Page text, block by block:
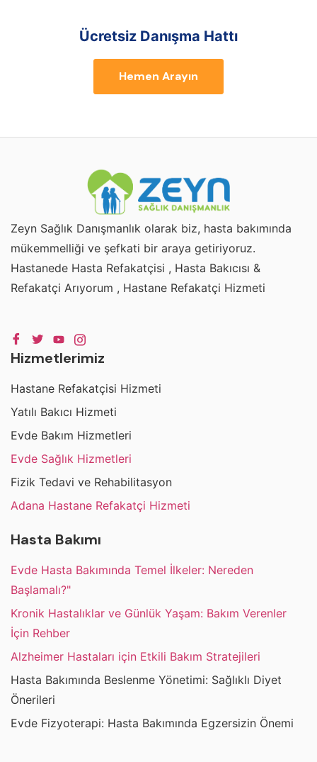
Ücretsiz Danışma Hattı
Hemen Arayın
Zeyn Sağlık Danışmanlık olarak biz, hasta bakımında
mükemmelliği ve şefkati bir araya getiriyoruz.
Hastanede Hasta Refakatçisi , Hasta Bakıcısı &
Refakatçi Arıyorum , Hastane Refakatçi Hizmeti
Hizmetlerimiz
Hastane Refakatçisi Hizmeti
Yatılı Bakıcı Hizmeti
Evde Bakım Hizmetleri
Evde Sağlık Hizmetleri
Fizik Tedavi ve Rehabilitasyon
Adana Hastane Refakatçi Hizmeti
Hasta Bakımı
Evde Hasta Bakımında Temel İlkeler: Nereden
Başlamalı?"
Kronik Hastalıklar ve Günlük Yaşam: Bakım Verenler
İçin Rehber
Alzheimer Hastaları için Etkili Bakım Stratejileri
Hasta Bakımında Beslenme Yönetimi: Sağlıklı Diyet
Önerileri
Evde Fizyoterapi: Hasta Bakımında Egzersizin Önemi